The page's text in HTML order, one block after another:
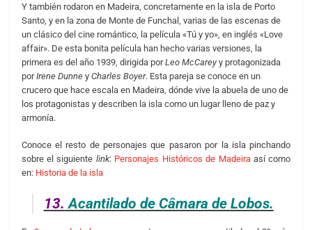
Y también rodaron en Madeira, concretamente en la isla de Porto
Santo, y en la zona de Monte de Funchal, varias de las escenas de
un clásico del cine romántico, la película «Tú y yo», en inglés «Love
affair». De esta bonita película han hecho varias versiones, la
primera es del año 1939, dirigida porLeo McCareyy protagonizada
porIrene Dunney Charles Boyer. Esta pareja se conoce en un
crucero que hace escala en Madeira, dónde vive la abuela de uno de
los protagonistas y describen la isla como un lugar lleno de paz y
armonía.
Conoce el resto de personajes que pasaron por la isla pinchando
sobre el siguiente link: Personajes Históricos de Madeiraasí como
en: Historia de la isla
13. Acantilado de Câmara de Lobos.